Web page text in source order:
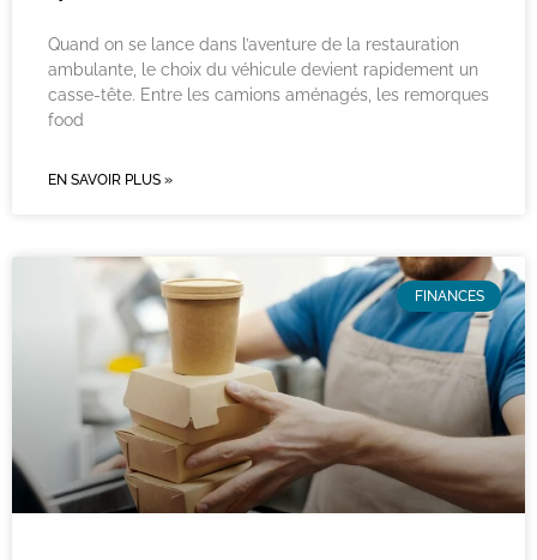
Quand on se lance dans l’aventure de la restauration
ambulante, le choix du véhicule devient rapidement un
casse-tête. Entre les camions aménagés, les remorques
food
EN SAVOIR PLUS »
FINANCES